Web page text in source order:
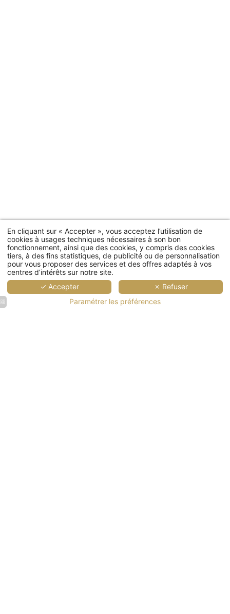
En cliquant sur « Accepter », vous acceptez l’utilisation de
cookies à usages techniques nécessaires à son bon
fonctionnement, ainsi que des cookies, y compris des cookies
tiers, à des fins statistiques, de publicité ou de personnalisation
pour vous proposer des services et des offres adaptés à vos
centres d’intérêts sur notre site.
✓ Accepter
✗ Refuser
Paramétrer les préférences